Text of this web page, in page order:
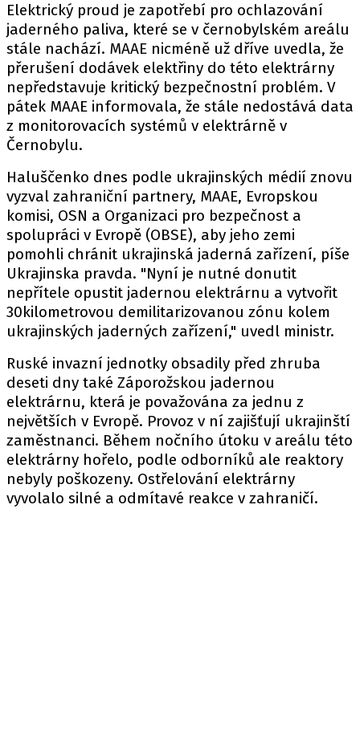
Elektrický proud je zapotřebí pro ochlazování
jaderného paliva, které se v černobylském areálu
stále nachází. MAAE nicméně už dříve uvedla, že
přerušení dodávek elektřiny do této elektrárny
nepředstavuje kritický bezpečnostní problém. V
pátek MAAE informovala, že stále nedostává data
z monitorovacích systémů v elektrárně v
Černobylu.
Haluščenko dnes podle ukrajinských médií znovu
vyzval zahraniční partnery, MAAE, Evropskou
komisi, OSN a Organizaci pro bezpečnost a
spolupráci v Evropě (OBSE), aby jeho zemi
pomohli chránit ukrajinská jaderná zařízení, píše
Ukrajinska pravda. "Nyní je nutné donutit
nepřítele opustit jadernou elektrárnu a vytvořit
30kilometrovou demilitarizovanou zónu kolem
ukrajinských jaderných zařízení," uvedl ministr.
Ruské invazní jednotky obsadily před zhruba
deseti dny také Záporožskou jadernou
elektrárnu, která je považována za jednu z
největších v Evropě. Provoz v ní zajišťují ukrajinští
zaměstnanci. Během nočního útoku v areálu této
elektrárny hořelo, podle odborníků ale reaktory
nebyly poškozeny. Ostřelování elektrárny
vyvolalo silné a odmítavé reakce v zahraničí.